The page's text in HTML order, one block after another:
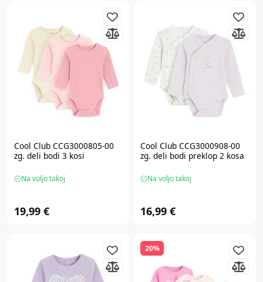
Cool Club CCG3000805-00
zg. deli bodi 3 kosi
Na voljo takoj
19,99 €
Cool Club CCG3000908-00
zg. deli bodi preklop 2 kosa
Na voljo takoj
16,99 €
20%